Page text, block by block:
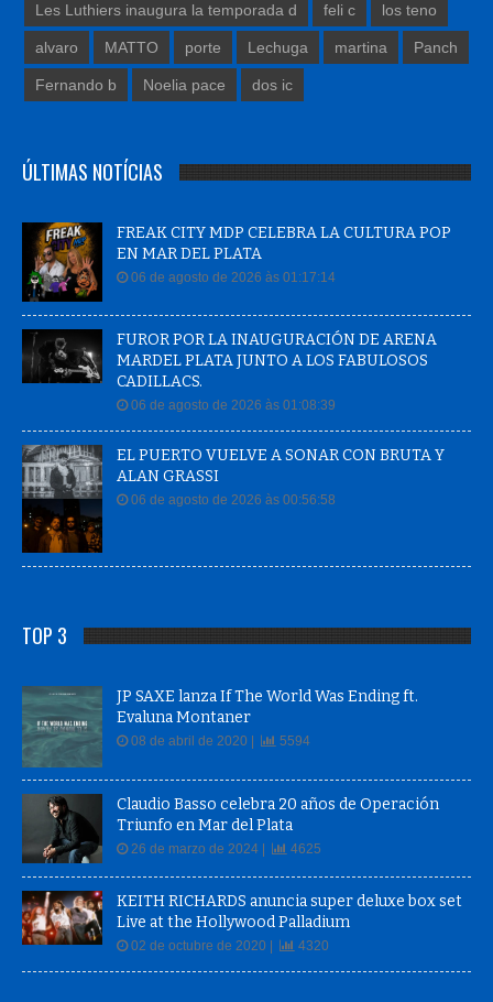
Les Luthiers inaugura la temporada d feli c los teno
alvaro MATTO porte Lechuga martina Panch
Fernando b Noelia pace dos ic
ÚLTIMAS NOTÍCIAS
FREAK CITY MDP CELEBRA LA CULTURA POP
EN MAR DEL PLATA
06 de agosto de 2026 às 01:17:14
FUROR POR LA INAUGURACIÓN DE ARENA
MARDEL PLATA JUNTO A LOS FABULOSOS
CADILLACS.
06 de agosto de 2026 às 01:08:39
EL PUERTO VUELVE A SONAR CON BRUTA Y
ALAN GRASSI
06 de agosto de 2026 às 00:56:58
TOP 3
JP SAXE lanza If The World Was Ending ft.
Evaluna Montaner
08 de abril de 2020 | 5594
Claudio Basso celebra 20 años de Operación
Triunfo en Mar del Plata
26 de marzo de 2024 | 4625
KEITH RICHARDS anuncia super deluxe box set
Live at the Hollywood Palladium
02 de octubre de 2020 | 4320